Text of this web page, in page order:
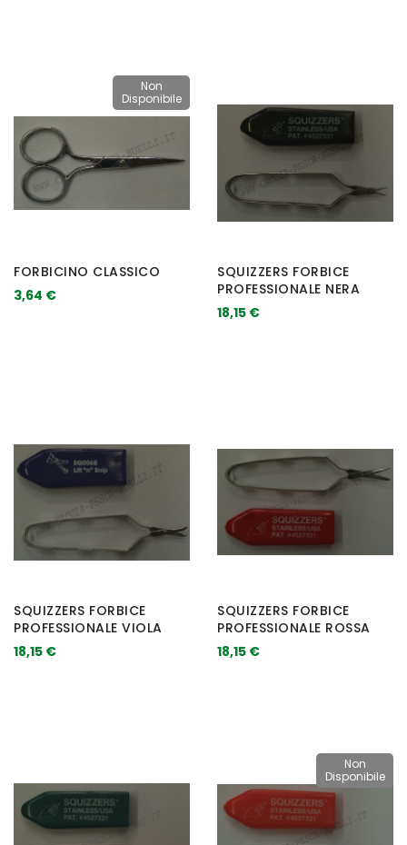
Non
Disponibile
FORBICINO CLASSICO
3,64 €
SQUIZZERS FORBICE
PROFESSIONALE NERA
18,15 €
SQUIZZERS FORBICE
PROFESSIONALE VIOLA
18,15 €
SQUIZZERS FORBICE
PROFESSIONALE ROSSA
18,15 €
Non
Disponibile